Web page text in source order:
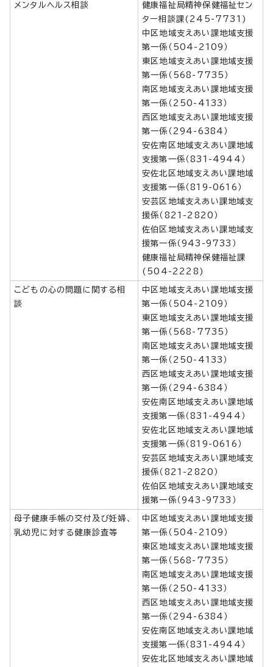
メンタルヘルス相談
健康福祉局精神保健福祉セン
ター相談課(245-7731)
中区地域支えあい課地域支援
第一係（504-2109）
東区地域支えあい課地域支援
第一係（568-7735）
南区地域支えあい課地域支援
第一係（250-4133）
西区地域支えあい課地域支援
第一係（294-6384）
安佐南区地域支えあい課地域
支援第一係（831-4944）
安佐北区地域支えあい課地域
支援第一係（819-0616）
安芸区地域支えあい課地域支
援係（821-2820）
佐伯区地域支えあい課地域支
援第一係（943-9733）
健康福祉局精神保健福祉課
(504-2228)
こどもの心の問題に関する相
談
中区地域支えあい課地域支援
第一係（504-2109）
東区地域支えあい課地域支援
第一係（568-7735）
南区地域支えあい課地域支援
第一係（250-4133）
西区地域支えあい課地域支援
第一係（294-6384）
安佐南区地域支えあい課地域
支援第一係（831-4944）
安佐北区地域支えあい課地域
支援第一係（819-0616）
安芸区地域支えあい課地域支
援係（821-2820）
佐伯区地域支えあい課地域支
援第一係（943-9733）
母子健康手帳の交付及び妊婦、
乳幼児に対する健康診査等
中区地域支えあい課地域支援
第一係（504-2109）
東区地域支えあい課地域支援
第一係（568-7735）
南区地域支えあい課地域支援
第一係（250-4133）
西区地域支えあい課地域支援
第一係（294-6384）
安佐南区地域支えあい課地域
支援第一係（831-4944）
安佐北区地域支えあい課地域